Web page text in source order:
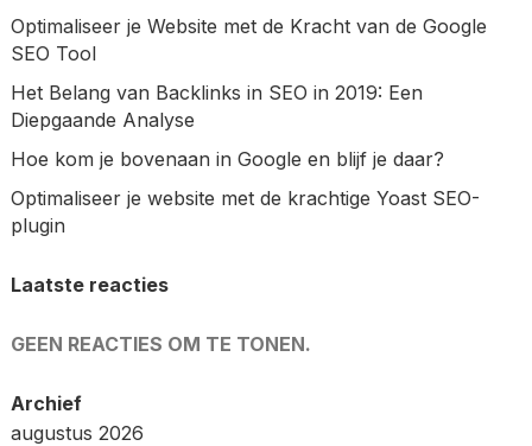
Optimaliseer je Website met de Kracht van de Google
SEO Tool
Het Belang van Backlinks in SEO in 2019: Een
Diepgaande Analyse
Hoe kom je bovenaan in Google en blijf je daar?
Optimaliseer je website met de krachtige Yoast SEO-
plugin
Laatste reacties
GEEN REACTIES OM TE TONEN.
Archief
augustus 2026